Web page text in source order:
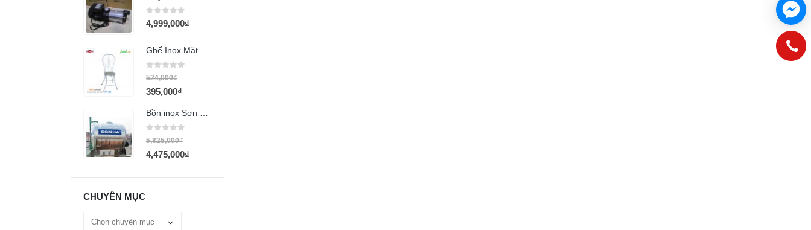
0 out of 5
4,999,000₫
Ghế Inox Mặt Nệm Simili GX16
0out of 5
524,000₫
395,000₫
Bồn inox Sơn Hà 1500L ngang
0 out of 5
5,825,000₫
4,475,000₫
CHUYÊN MỤC
Chuyên